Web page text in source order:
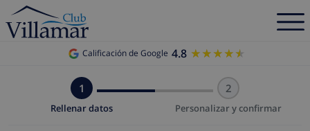
Calificación de Google 4.8 ★★★★★
★★★★★
1
Rellenar datos
2
Personalizar y confirmar